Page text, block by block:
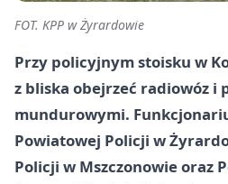
FOT. KPP w Żyrardowie
Przy policyjnym stoisku w
z bliska obejrzeć radiowóz i
mundurowymi.
Powiatowej Policji w
Policji w Mszczonowie oraz